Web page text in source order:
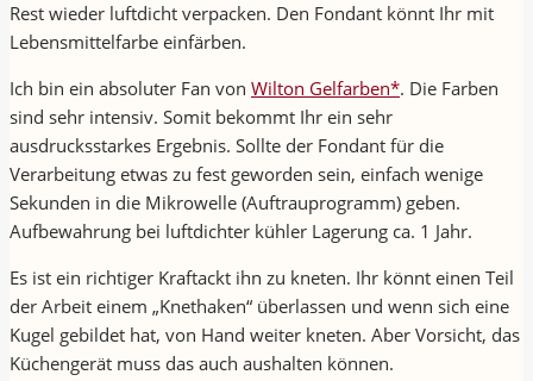
Rest wieder luftdicht verpacken. Den Fondant könnt Ihr mit
Lebensmittelfarbe einfärben.
Ich bin ein absoluter Fan von Wilton Gelfarben*. Die Farben
sind sehr intensiv. Somit bekommt Ihr ein sehr
ausdrucksstarkes Ergebnis. Sollte der Fondant für die
Verarbeitung etwas zu fest geworden sein, einfach wenige
Sekunden in die Mikrowelle (Auftrauprogramm) geben.
Aufbewahrung bei luftdichter kühler Lagerung ca. 1 Jahr.
Es ist ein richtiger Kraftackt ihn zu kneten. Ihr könnt einen Teil
der Arbeit einem „Knethaken“ überlassen und wenn sich eine
Kugel gebildet hat, von Hand weiter kneten. Aber Vorsicht, das
Küchengerät muss das auch aushalten können.